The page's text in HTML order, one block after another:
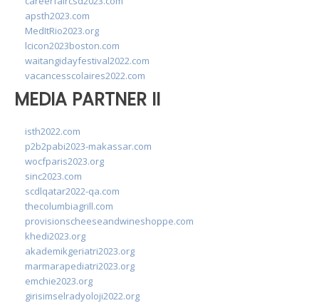
apsth2023.com
MedItRio2023.org
lcicon2023boston.com
waitangidayfestival2022.com
vacancesscolaires2022.com
MEDIA PARTNER II
isth2022.com
p2b2pabi2023-makassar.com
wocfparis2023.org
sinc2023.com
scdlqatar2022-qa.com
thecolumbiagrill.com
provisionscheeseandwineshoppe.com
khedi2023.org
akademikgeriatri2023.org
marmarapediatri2023.org
emchie2023.org
girisimselradyoloji2022.org